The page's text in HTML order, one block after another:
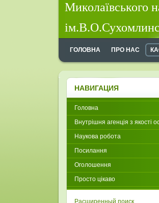
Миколаївського
ГОЛОВНА ПРО НАС
НАВИГАЦИЯ
Головна
Внутрішня агенція з якості
Наукова робота
Посилання
Оголошення
Просто цікаво
Расширенный поиск